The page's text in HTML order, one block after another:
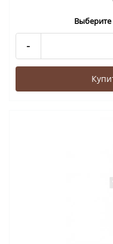
Выберите
-